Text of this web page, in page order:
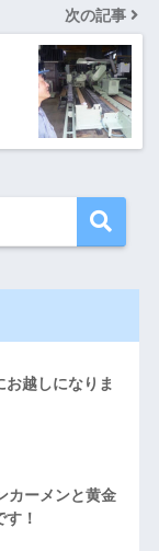
次の記事
お越しになりま
カーメンと黄金
！